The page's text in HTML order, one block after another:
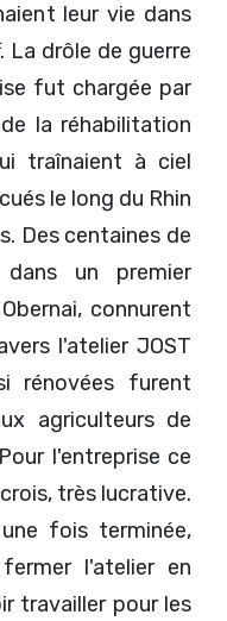
leur vie dans
drôle de guerre
fut chargée par
la réhabilitation
traînaient à ciel
le long du Rhin
Des centaines de
dans un premier
connurent
l'atelier JOST
rénovées furent
agriculteurs de
l'entreprise ce
très lucrative.
fois terminée,
l'atelier en
travailler pour les